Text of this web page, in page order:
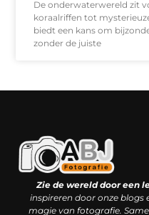
De onderwaterwereld zit
koraalriffen tot
biedt een kans om
zonder de juiste
Zie de wereld door een
inspireren door onze blogs
magie van fotografie.